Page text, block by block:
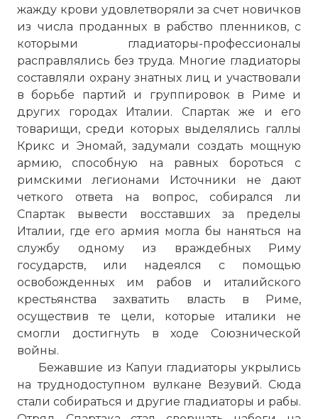
жажду крови удовлетворяли за счет новичков
из числа проданных в рабство пленников, с
которыми гладиаторы-профессионалы
расправлялись без труда. Многие гладиаторы
составляли охрану знатных лиц и участвовали
в борьбе партий и группировок в Риме и
других городах Италии. Спартак же и его
товарищи, среди которых выделялись галлы
Крикс и Эномай, задумали создать мощную
армию, способную на равных бороться с
римскими легионами Источники не дают
четкого ответа на вопрос, собирался ли
Спартак вывести восставших за пределы
Италии, где его армия могла бы наняться на
службу одному из враждебных Риму
государств, или надеялся с помощью
освобожденных им рабов и италийского
крестьянства захватить власть в Риме,
осуществив те цели, которые италики не
смогли достигнуть в ходе Союзнической
войны.
Бежавшие из Капуи гладиаторы укрылись
на труднодоступном вулкане Везувий. Сюда
стали собираться и другие гладиаторы и рабы.